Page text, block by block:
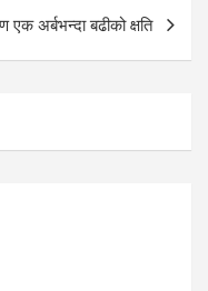
एक अर्बभन्दा बढीको क्षति